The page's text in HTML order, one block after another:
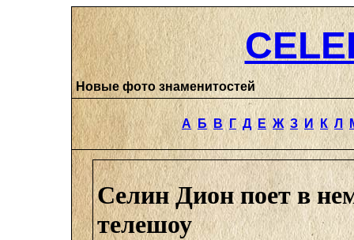
Новые фото знаменитостей
А Б В Г Д Е Ж З И К Л
Селин Дион поет в
телешоу